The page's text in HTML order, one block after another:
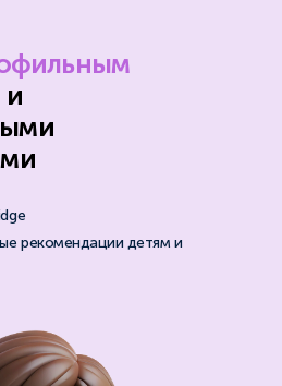
и
рекомендации детям и